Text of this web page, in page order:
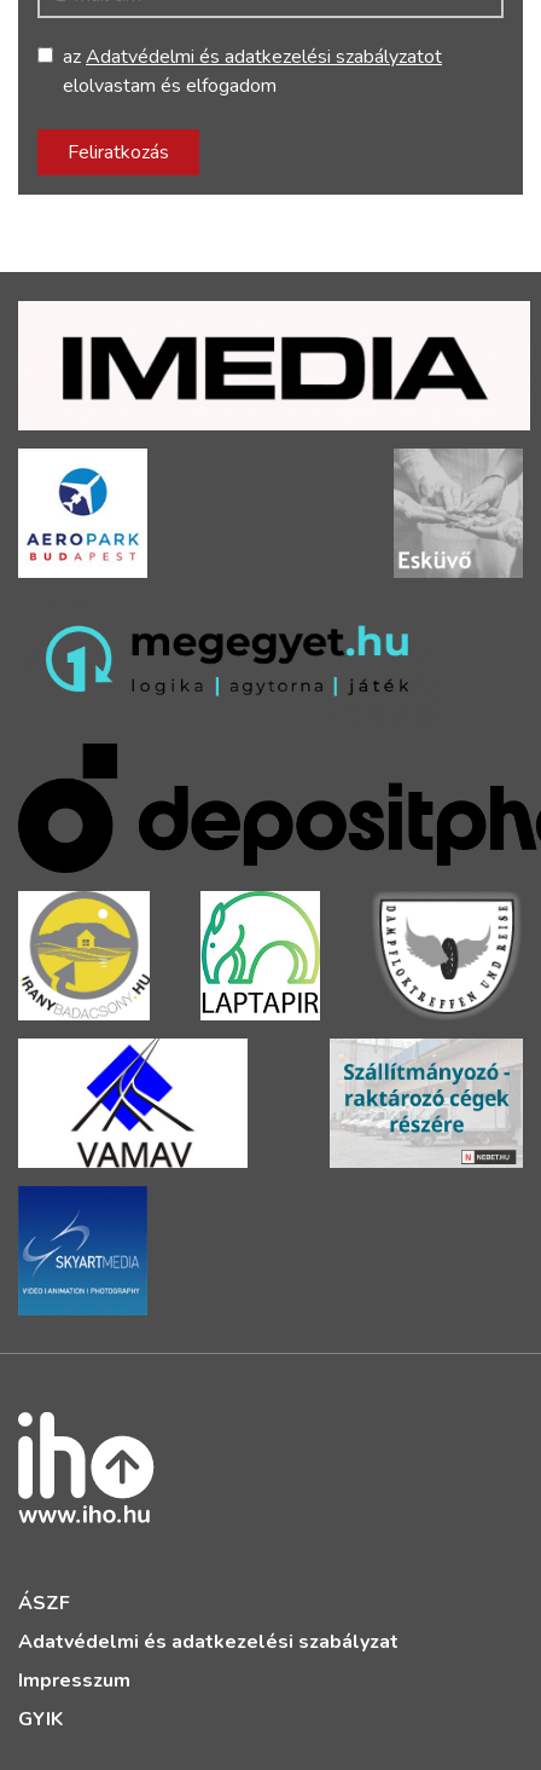
azAdatvédelmi és adatkezelési szabályzatot
elolvastam és elfogadom
Feliratkozás
ÁSZF
Adatvédelmi és adatkezelési szabályzat
Impresszum
GYIK